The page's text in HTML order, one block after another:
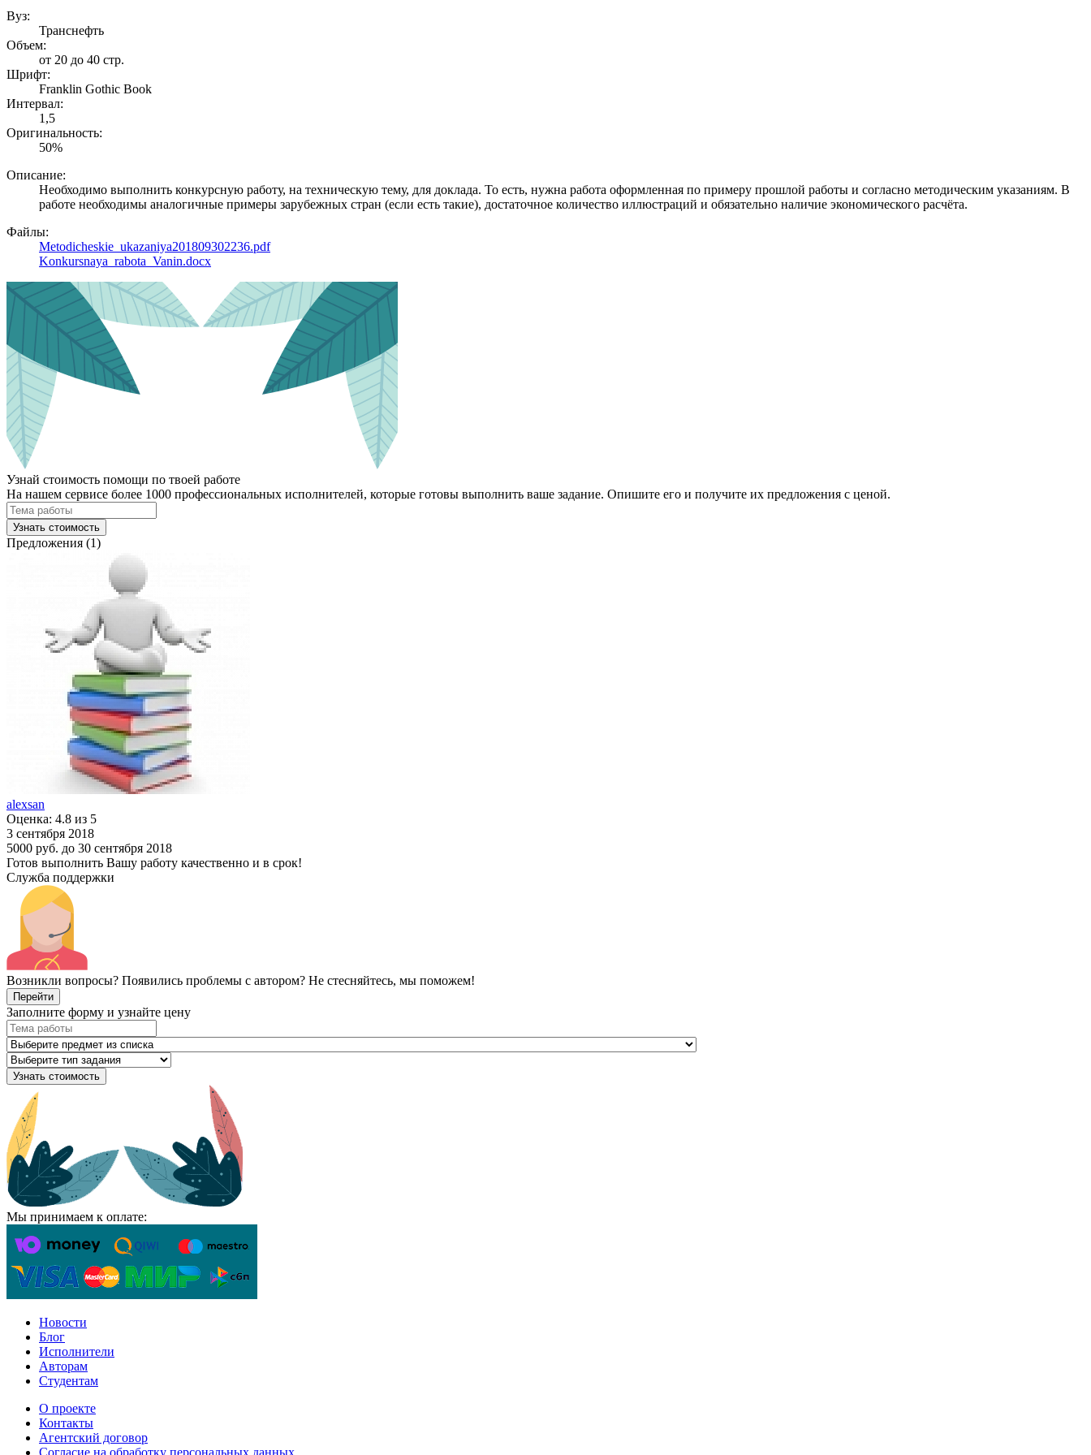
Вуз:
Транснефть
Объем:
от 20 до 40 стр.
Шрифт:
Franklin Gothic Book
Интервал:
1,5
Оригинальность:
50%
Описание:
Необходимо выполнить конкурсную работу, на техническую тему, для доклада. То есть, нужна работа оформленная по примеру прошлой работы и согласно методическим указаниям. В
работе необходимы аналогичные примеры зарубежных стран (если есть такие), достаточное количество иллюстраций и обязательно наличие экономического расчёта.
Файлы:
Metodicheskie_ukazaniya201809302236.pdf
Konkursnaya_rabota_Vanin.docx
Узнай стоимость помощи по твоей работе
На нашем сервисе более 1000 профессиональных исполнителей, которые готовы выполнить ваше задание. Опишите его и получите их предложения с ценой.
Узнать стоимость
Предложения (1)
alexsan
Оценка: 4.8 из 5
3 сентября 2018
5000 руб. до 30 сентября 2018
Готов выполнить Вашу работу качественно и в срок!
Служба поддержки
Возникли вопросы? Появились проблемы с автором? Не стесняйтесь, мы поможем!
Перейти
Заполните форму и узнайте цену
Узнать стоимость
Мы принимаем к оплате:
Новости
Блог
Исполнители
Авторам
Студентам
О проекте
Контакты
Агентский договор
Согласие на обработку персональных данных